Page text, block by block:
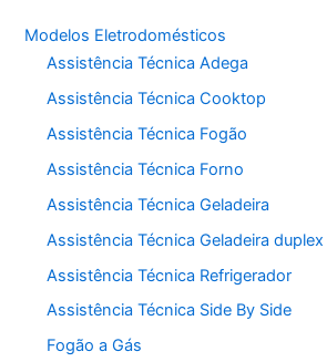
Modelos Eletrodomésticos
Assistência Técnica Adega
Assistência Técnica Cooktop
Assistência Técnica Fogão
Assistência Técnica Forno
Assistência Técnica Geladeira
Assistência Técnica Geladeira duplex
Assistência Técnica Refrigerador
Assistência Técnica Side By Side
Fogão a Gás